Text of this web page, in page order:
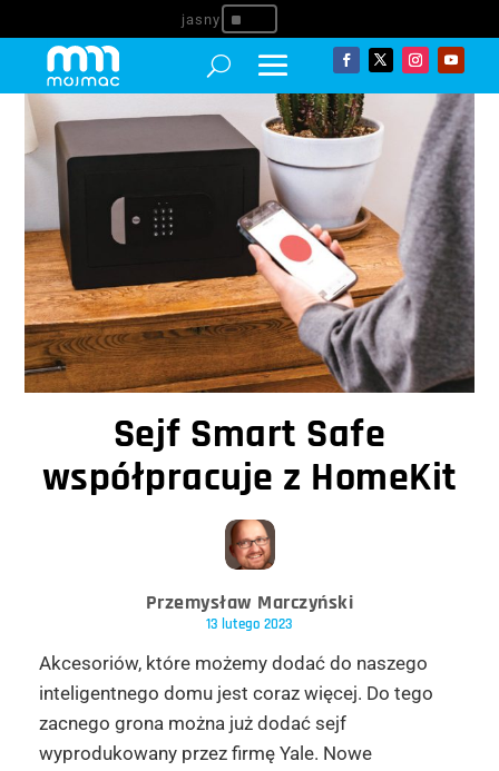
^
Sejf Smart Safe
współpracuje z HomeKit
Przemysław Marczyński
13 lutego 2023
Akcesoriów, które możemy dodać do naszego
inteligentnego domu jest coraz więcej. Do tego
zacnego grona można już dodać sejf
wyprodukowany przez firmę Yale. Nowe